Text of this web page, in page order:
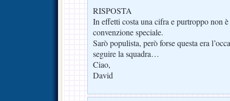
RISPOSTA
In effetti costa una cifra e purtroppo non
convenzione speciale.
Sarò populista, però forse questa era
seguire la squadra…
Ciao,
David